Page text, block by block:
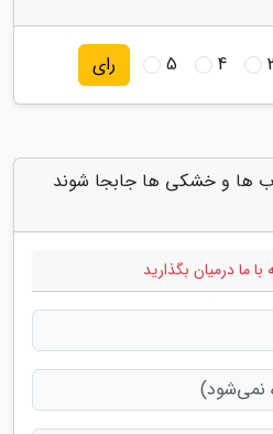
4
5 رای
آب ها و خشکی ها جابجا شوند
ما درمیان بگذارید